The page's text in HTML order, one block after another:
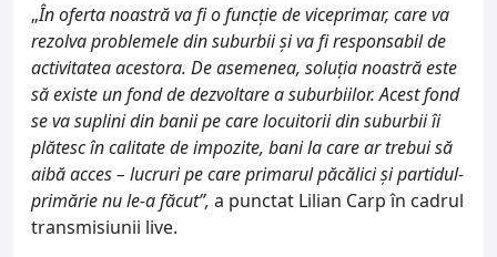
„În oferta noastră va fi o funcție de viceprimar, care va
rezolva problemele din suburbii și va fi responsabil de
activitatea acestora. De asemenea, soluția noastră este
să existe un fond de dezvoltare a suburbiilor. Acest fond
se va suplini din banii pe care locuitorii din suburbii îi
plătesc în calitate de impozite, bani la care ar trebui să
aibă acces – lucruri pe care primarul păcălici și partidul-
primărie nu le-a făcut”, a punctat Lilian Carp în cadrul
transmisiunii live.